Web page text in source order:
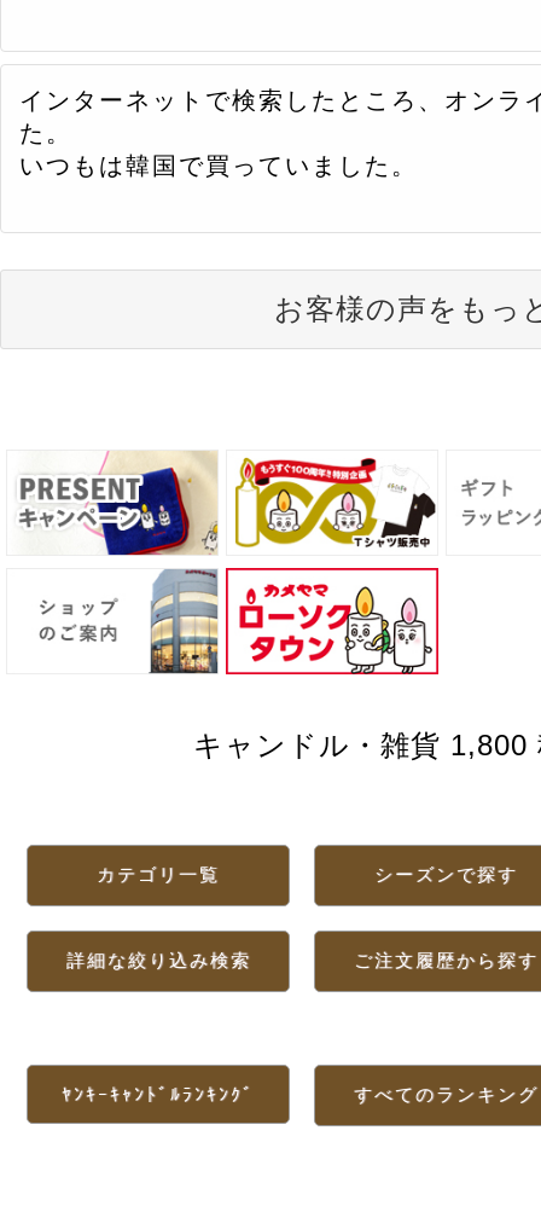
インターネットで検索したところ、オンラ
た。
いつもは韓国で買っていました。
お客様の声をもっ
キャンドル・雑貨 1,800
カテゴリ一覧 シーズンで探す
詳細な絞り込み検索 ご注文履歴から探す
ﾔﾝｷｰｷｬﾝﾄﾞﾙﾗﾝｷﾝｸﾞ すべてのランキング